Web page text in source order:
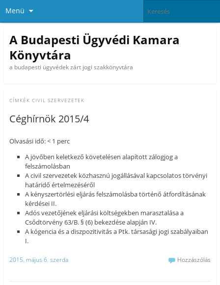
Menü
A Budapesti Ügyvédi Kamara
Könyvtára
a budapesti ügyvédek zárt jogi szakkönyvtára
CÍMKÉK CIVIL SZERVEZETEK
Céghírnök 2015/4
Olvasási idő: < 1 perc
A jövőben keletkező követelésen alapított zálogjog a
felszámolásban
A civil szervezetek közhasznú jogállásával kapcsolatos törvényi
határidő értelmezéséről
A kényszertörlési eljárás felszámolásba történő átfordításának
kérdései II.
Adós vezetőjének eljárási költségekben marasztalása a
Csődtörvény 63/B. § (6) bekezdése alapján IV.
A kógencia és a diszpozitivitás a Ptk. társasági jogi szabályaiban
I.
2015. május 6. szerda Hozzászólás